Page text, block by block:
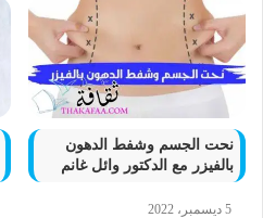
نحت الجسم وشفط الدهون
بالفيزر مع الدكتور وائل غانم
5 ديسمبر، 2022